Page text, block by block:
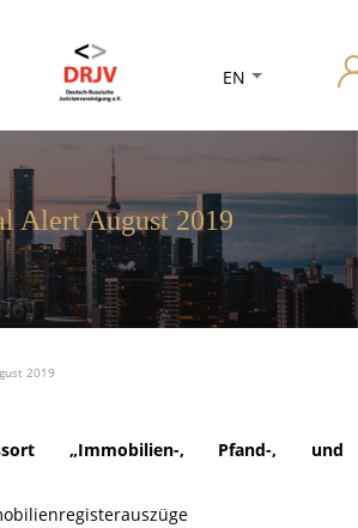
EN
Alert August 2019
2019
„Immobilien-, Pfand-, und